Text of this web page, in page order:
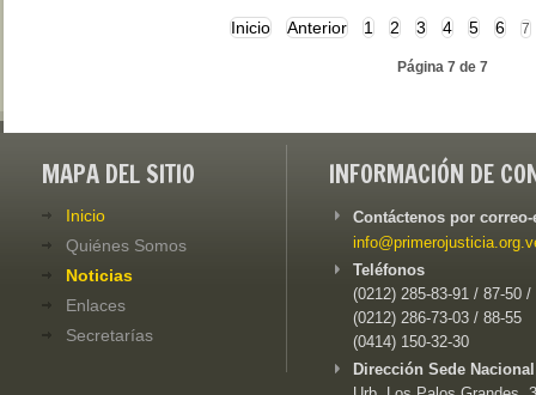
Inicio Anterior 1 2 3 4 5 6 7
Página 7 de 7
MAPA DEL SITIO
Inicio
Quiénes Somos
Noticias
Enlaces
Secretarías
INFORMACIÓN DE
Contáctenos por
Teléfonos
(0212) 285-83-91 / 87-50 /
(0212) 286-73-03 / 88-55
(0414) 150-32-30
Dirección Sede